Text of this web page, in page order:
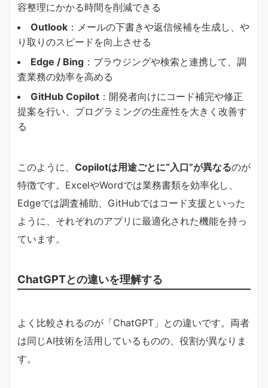
容整理にかかる時間を削減できる
Outlook ：メールの下書きや返信候補を生成し、や
り取りのスピードを向上させる
Edge / Bing ：ブラウジングや検索と連携して、調
査業務の効率を高める
GitHub Copilot ：開発者向けにコード補完や修正
提案を行い、プログラミングの生産性を大きく改善す
る
このように、 Copilotは用途ごとに“入口”が異なるのが
特徴です。ExcelやWordでは業務書類を効率化し、
Edgeでは調査補助、GitHubではコード支援といった
ように、それぞれのアプリに最適化された機能を持っ
ています。
ChatGPTとの違いを理解する
よく比較されるのが「ChatGPT」との違いです。両者
は同じAI技術を活用しているものの、役割が異なりま
す。